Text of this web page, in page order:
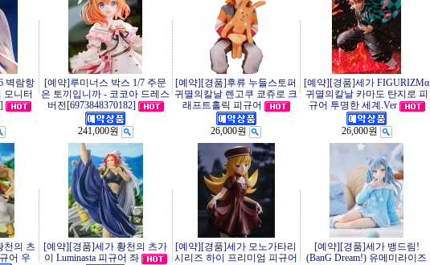
벽람항
모니터
[예약]루미너스 박스 1/7 주문
은 토끼입니까 - 코코아 드레스
버전[6973848370182]
241,000원
[예약][경품]후류 누들스토퍼
귀멸의칼날 렌고쿠 쿄쥬로 크
래프트홀릭 피규어
26,000원
[예약][경품]세가 FIGURIZMα
귀멸의칼날 카마도 탄지로 피
규어 투명한 세계.Ver
26,000원
천의 츠
어 우
[예약][경품]세가 황천의 츠가
이 Luminasta 피규어 좌
[예약][경품]세가 모노가타리
시리즈 하이 프리미엄 피규어
[예약][경품]세가 뱅드림!
(BanG Dream!) 유메미라이즈